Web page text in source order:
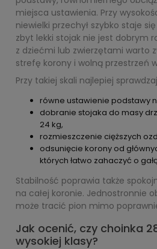
miejsca ustawienia. Przy
niewielki przechył szybko staje
zbyt lekki stojak nie jest dobrym
z dziećmi lub zwierzętami warto
strefę korony i wolną przestrzeń
Przy takiej skali najlepiej
równe ustawienie podstawy
dobranie stojaka do masy
24 kg,
rozmieszczenie cięższych
odsunięcie korony od
których łatwo zahaczyć o
Stabilność poprawia także
na całej koronie. Jednostronnie
może tracić pion mimo
Jak ocenić, czy choinka
wysokiej klasy?